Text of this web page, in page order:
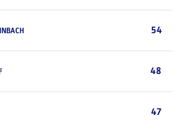
54
48
47